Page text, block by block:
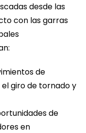
desde las
con las garras
de
giro de tornado y
de
en